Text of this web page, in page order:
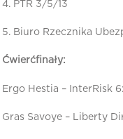
4. PTR 3/5/13
5. Biuro Rzecznika
Ćwierćfinały:
Ergo Hestia – InterRisk
Gras Savoye – Liberty